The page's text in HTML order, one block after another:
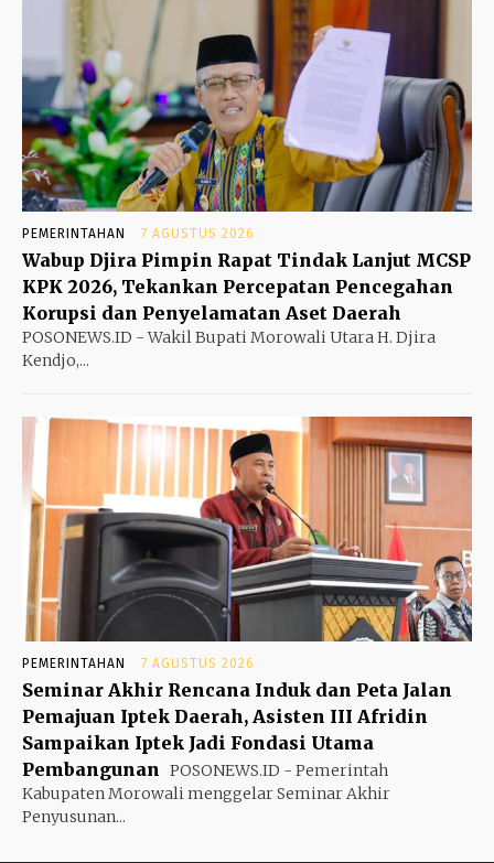
PEMERINTAHAN 7 AGUSTUS 2026
Wabup Djira Pimpin Rapat Tindak Lanjut MCSP
KPK 2026, Tekankan Percepatan Pencegahan
Korupsi dan Penyelamatan Aset Daerah
POSONEWS.ID - Wakil Bupati Morowali Utara H. Djira
Kendjo,...
PEMERINTAHAN 7 AGUSTUS 2026
Seminar Akhir Rencana Induk dan Peta Jalan
Pemajuan Iptek Daerah, Asisten III Afridin
Sampaikan Iptek Jadi Fondasi Utama
Pembangunan POSONEWS.ID - Pemerintah
Kabupaten Morowali menggelar Seminar Akhir
Penyusunan...